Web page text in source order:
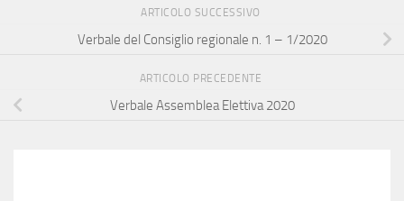
ARTICOLO SUCCESSIVO
Verbale del Consiglio regionale n. 1 – 1/2020
ARTICOLO PRECEDENTE
Verbale Assemblea Elettiva 2020